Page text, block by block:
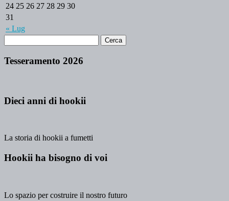
« Lug
24 25 26 27 28 29 30
31
Tesseramento 2026
Dieci anni di hookii
La storia di hookii a fumetti
Hookii ha bisogno di voi
Lo spazio per costruire il nostro futuro